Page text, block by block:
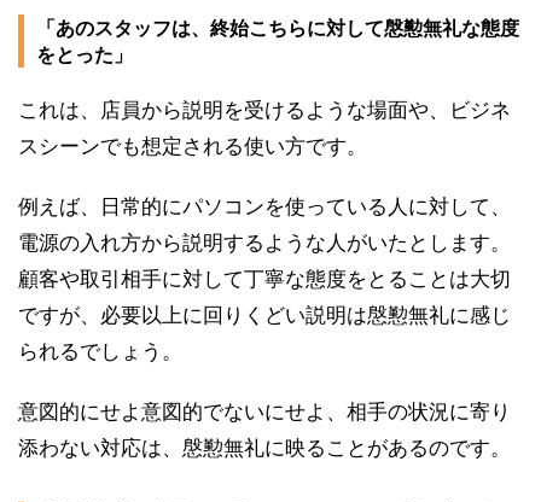
「あのスタッフは、終始こちらに対して慇懃無礼な態度
をとった」
これは、店員から説明を受けるような場面や、ビジネ
スシーンでも想定される使い方です。
例えば、日常的にパソコンを使っている人に対して、
電源の入れ方から説明するような人がいたとします。
顧客や取引相手に対して丁寧な態度をとることは大切
ですが、必要以上に回りくどい説明は慇懃無礼に感じ
られるでしょう。
意図的にせよ意図的でないにせよ、相手の状況に寄り
添わない対応は、慇懃無礼に映ることがあるのです。